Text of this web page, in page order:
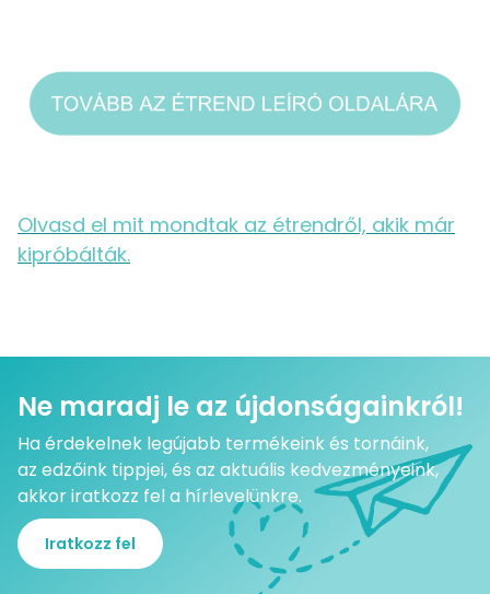
Olvasd el mit mondtak az étrendről, akik már
kipróbálták.
Ne maradj le az újdonságainkról!
Ha érdekelnek legújabb termékeink és tornáink,
az edzőink tippjei, és az aktuális kedvezményeink,
akkor iratkozz fel a hírlevelünkre.
Iratkozz fel